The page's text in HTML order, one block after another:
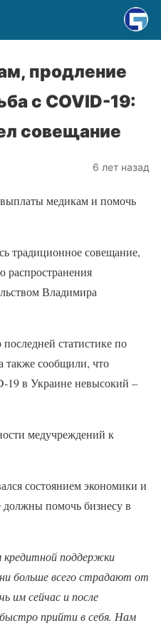
продление
с COVID-19:
совещание
6 лет назад
медикам и помочь
традиционное совещание,
распространения
Владимира
статистике по
также сообщили, что
19 в Украине невысокий –
медучреждений к
состоянием экономики и
помочь бизнесу в
поддержки
больше всего страдают от
им сейчас и после
прийти в себя. Нам